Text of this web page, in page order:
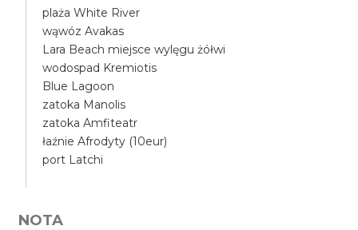
plaża White River
wąwóz Avakas
Lara Beach miejsce wylęgu żółwi
wodospad Kremiotis
Blue Lagoon
zatoka Manolis
zatoka Amfiteatr
łaźnie Afrodyty (10eur)
port Latchi
NOTA